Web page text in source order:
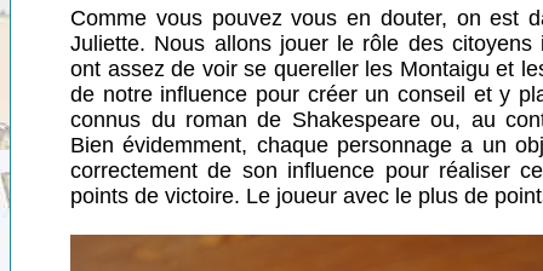
Comme vous pouvez vous en douter, on est
Juliette. Nous allons jouer le rôle des
ont assez de voir se quereller les Montaigu et
de notre influence pour créer un conseil et y
connus du roman de Shakespeare ou, au
Bien évidemment, chaque personnage a un
correctement de son influence pour réaliser
points de victoire. Le joueur avec le plus de